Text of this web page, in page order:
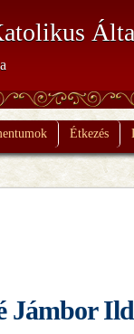
Étkezés
Jámbor